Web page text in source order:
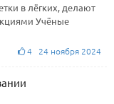
в лёгких, делают
Учёные
4 24 ноября 2024